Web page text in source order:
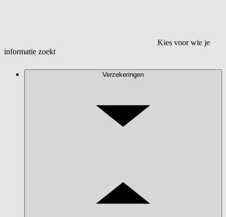
Kies voor wie je
informatie zoekt
Verzekeringen